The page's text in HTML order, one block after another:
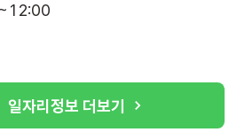
일자리정보 더보기